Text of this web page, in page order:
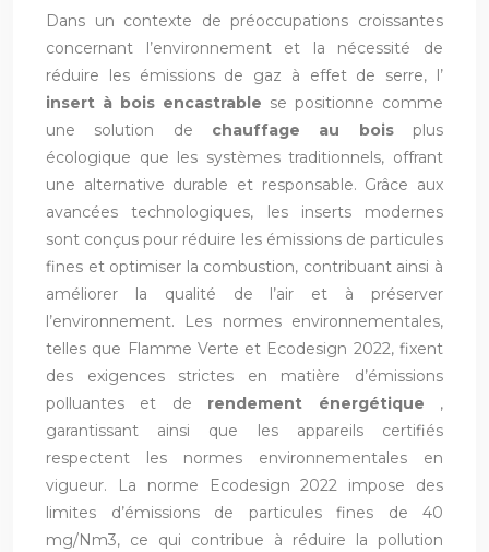
Dans un contexte de préoccupations croissantes
concernant l’environnement et la nécessité de
réduire les émissions de gaz à effet de serre, l’
insert à bois encastrable se positionne comme
une solution de chauffage au bois plus
écologique que les systèmes traditionnels, offrant
une alternative durable et responsable. Grâce aux
avancées technologiques, les inserts modernes
sont conçus pour réduire les émissions de particules
fines et optimiser la combustion, contribuant ainsi à
améliorer la qualité de l’air et à préserver
l’environnement. Les normes environnementales,
telles que Flamme Verte et Ecodesign 2022, fixent
des exigences strictes en matière d’émissions
polluantes et de rendement énergétique ,
garantissant ainsi que les appareils certifiés
respectent les normes environnementales en
vigueur. La norme Ecodesign 2022 impose des
limites d’émissions de particules fines de 40
mg/Nm3, ce qui contribue à réduire la pollution